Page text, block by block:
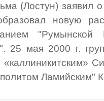
(Лостун) заявил
новую
"Румынской
25 мая 2000 г.
Ламийским"